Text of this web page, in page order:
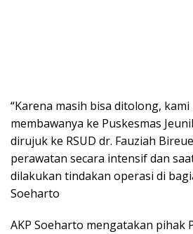
“Karena masih bisa ditolong,
membawanya ke Puskesmas
dirujuk ke RSUD dr. Fauziah
perawatan secara intensif dan
dilakukan tindakan operasi di
Soeharto
AKP Soeharto mengatakan pihak